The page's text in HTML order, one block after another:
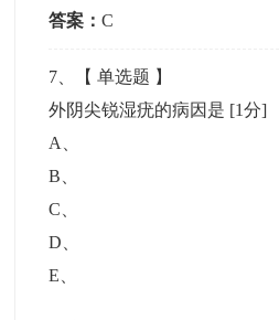
答案：C
7 、【单选题 】
外阴尖锐湿疣的病因是 [1分]
A
B
C
D
E